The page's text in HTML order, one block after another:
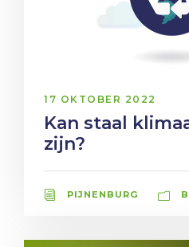
17 OKTOBER 2022
Kan staal
zijn?
PIJNENBURG